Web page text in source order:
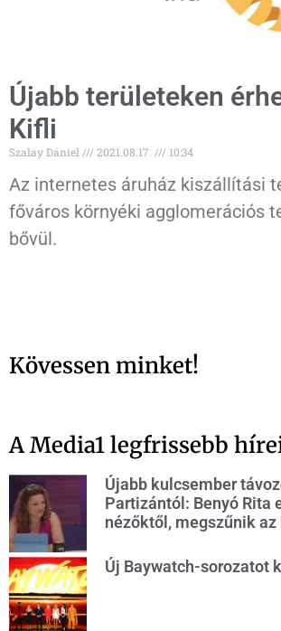
Újabb területeken
Kifli
Szalay Dániel 2021.08.17. 10:34
Az internetes áruház kiszállítási
főváros környéki agglomerációs
bővül.
Kövessen minket!
A Media1 legfrissebb
Újabb kulcsember
Partizántól: Benyó Rita
nézőktől, megszűnik az
Új Baywatch-sorozatot